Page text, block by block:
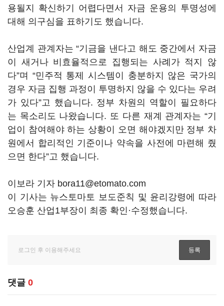
용될지 확신하기 어렵다면서 자금 운용의 투명성에
대해 의구심을 표하기도 했습니다.
산업계 관계자는 “기금을 낸다고 해도 중간에서 자금
이 새거나 비효율적으로 집행되는 사례가 적지 않
다”며 “민주적 통제 시스템이 충분하지 않은 국가의
경우 자금 집행 과정이 투명하지 않을 수 있다는 우려
가 있다”고 했습니다. 정부 차원의 역할이 필요하다
는 목소리도 나왔습니다. 또 다른 재계 관계자는 “기
업이 참여해야 하는 상황이 오면 해야겠지만 정부 차
원에서 합리적인 기준이나 약속을 사전에 마련해 줬
으면 한다”고 했습니다.
이보라 기자 bora11@etomato.com
이 기사는 뉴스토마토 보도준칙 및 윤리강령에 따라
오승훈 산업1부장이 최종 확인·수정했습니다.
댓글 0